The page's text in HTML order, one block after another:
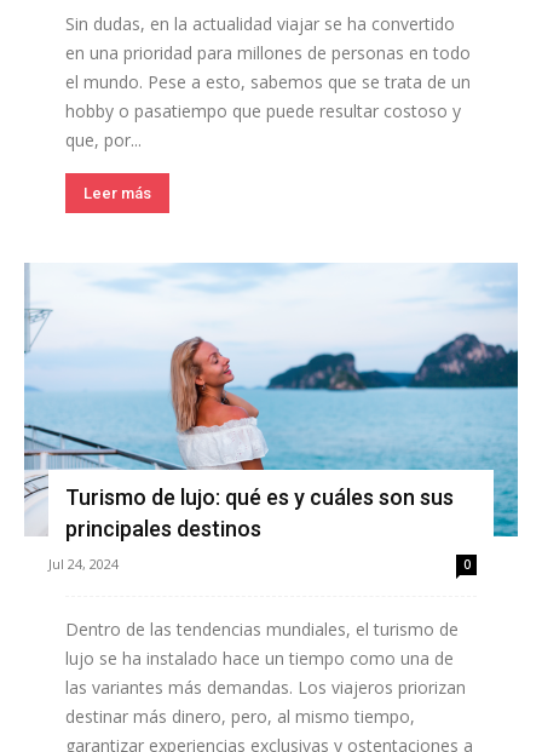
Sin dudas, en la actualidad viajar se ha convertido
en una prioridad para millones de personas en todo
el mundo. Pese a esto, sabemos que se trata de un
hobby o pasatiempo que puede resultar costoso y
que, por...
Leer más
Turismo de lujo: qué es y cuáles son sus
principales destinos
Jul 24, 2024 0
Dentro de las tendencias mundiales, el turismo de
lujo se ha instalado hace un tiempo como una de
las variantes más demandas. Los viajeros priorizan
destinar más dinero, pero, al mismo tiempo,
garantizar experiencias exclusivas y ostentaciones a